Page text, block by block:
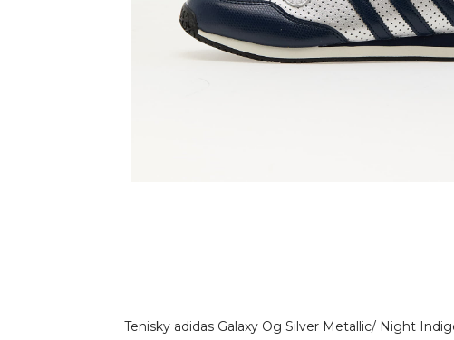
Tenisky adidas Galaxy Og Silver Metallic/ Night